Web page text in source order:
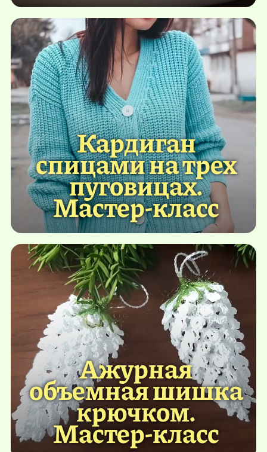
Кардиган
спицами на трех
пуговицах.
Мастер-класс
Ажурная
объемная шишка
крючком.
Мастер-класс